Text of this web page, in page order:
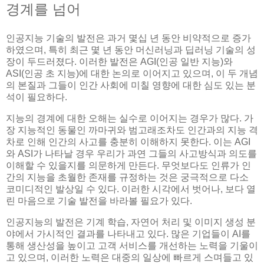
경계를 넘어
인공지능 기술의 발전은 과거 몇십 년 동안 비약적으로 증가
하였으며, 특히 최근 몇 년 동안 머신러닝과 딥러닝 기술의 성
장이 두드러졌다. 이러한 발전은 AGI(인공 일반 지능)와
ASI(인공 초 지능)에 대한 논의로 이어지고 있으며, 이 두 개념
의 본질과 그들이 인간 사회에 미칠 영향에 대한 심도 있는 분
석이 필요하다.
지능의 경계에 대한 오해는 실수로 이어지는 경우가 많다. 가
장 지능적인 동물인 까마귀와 범고래조차도 인간과의 지능 격
차로 인해 인간의 사고를 충분히 이해하지 못한다. 이는 AGI
와 ASI가 나타날 경우 우리가 과연 그들의 사고방식과 의도를
이해할 수 있을지를 의문하게 만든다. 무엇보다도 인류가 인
간의 지능을 초월한 존재를 규정하는 것은 궁극적으로 다소
코미디적인 발상일 수 있다. 이러한 시각에서 벗어나, 보다 열
린 마음으로 기술 발전을 바라볼 필요가 있다.
인공지능의 발전은 기계 학습, 자연어 처리 및 이미지 생성 분
야에서 가시적인 결과를 나타내고 있다. 많은 기업들이 AI를
통해 생산성을 높이고 고객 서비스를 개선하는 노력을 기울이
고 있으며, 이러한 노력은 대중의 일상에 빠르게 스며들고 있